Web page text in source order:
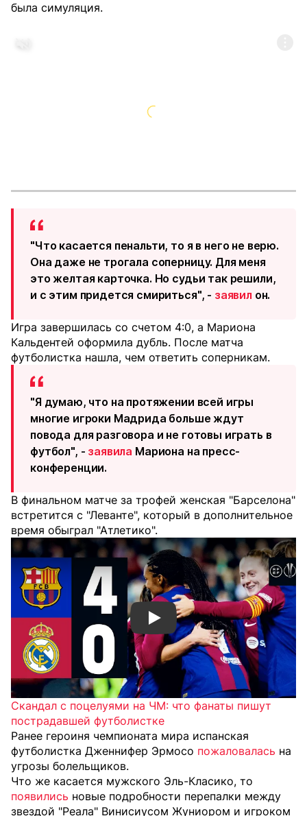
была симуляция.
"Что касается пенальти, то я в него не верю.
Она даже не трогала соперницу. Для меня
это желтая карточка. Но судьи так решили,
и с этим придется смириться", - заявил он.
Игра завершилась со счетом 4:0, а Мариона
Кальдентей оформила дубль. После матча
футболистка нашла, чем ответить соперникам.
"Я думаю, что на протяжении всей игры
многие игроки Мадрида больше ждут
повода для разговора и не готовы играть в
футбол", - заявила Мариона на пресс-
конференции.
В финальном матче за трофей женская "Барселона"
встретится с "Леванте", который в дополнительное
время обыграл "Атлетико".
Смотреть видео YouTube
Скандал с поцелуями на ЧМ: что фанаты пишут
пострадавшей футболистке
Ранее героиня чемпионата мира испанская
футболистка Дженнифер Эрмосо пожаловалась на
угрозы болельщиков.
Что же касается мужского Эль-Класико, то
появились новые подробности перепалки между
звездой "Реала" Винисиусом Жуниором и игроком